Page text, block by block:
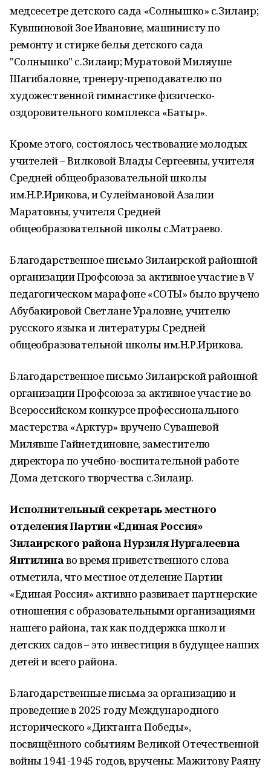
медсесетре детского сада «Солнышко» с.Зилаир;
Кувшиновой Зое Ивановне, машинисту по
ремонту и стирке белья детского сада
"Солнышко" с.Зилаир; Муратовой Миляуше
Шагибаловне, тренеру-преподавателю по
художественной гимнастике физическо-
оздоровительного комплекса «Батыр».
Кроме этого, состоялось чествование молодых
учителей – Вилковой Влады Сергеевны, учителя
Средней общеобразовательной школы
им.Н.Р.Ирикова, и Сулеймановой Азалии
Маратовны, учителя Средней
общеобразовательной школы с.Матраево.
Благодарственное письмо Зилаирской районной
организации Профсоюза за активное участие в V
педагогическом марафоне «СОТЫ» было вручено
Абубакировой Светлане Ураловне, учителю
русского языка и литературы Средней
общеобразовательной школы им.Н.Р.Ирикова.
Благодарственное письмо Зилаирской районной
организации Профсоюза за активное участие во
Всероссийском конкурсе профессионального
мастерства «Арктур» вручено Сувашевой
Милявше Гайнетдиновне, заместителю
директора по учебно-воспитательной работе
Дома детского творчества с.Зилаир.
Исполнительный секретарь местного
отделения Партии «Единая Россия»
Зилаирского района Нурзиля Нургалеевна
Янтилинаво время приветственного слова
отметила, что местное отделение Партии
«Единая Россия» активно развивает партнерские
отношения с образовательными организациями
нашего района, так как поддержка школ и
детских садов – это инвестиция в будущее наших
детей и всего района.
Благодарственные письма за организацию и
проведение в 2025 году Международного
исторического «Диктанта Победы»,
посвящённого событиям Великой Отечественной
войны 1941-1945 годов, вручены: Мажитову Раяну